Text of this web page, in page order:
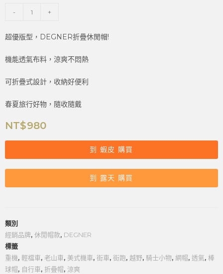
- +
超優版型，DEGNER折疊休閒帽!
機能透氣布料，涼爽不悶熱
可折疊式設計，收納好便利
春夏旅行好物，隨收隨戴
NT$980
到 蝦皮 購買
到 露天 購買
類別
經銷品牌, 休閒帽款, DEGNER
標籤
重機, 輕檔車, 老山車, 美式機車, 街車, 街跑, 越野, 騎士小物, 網帽, 透氣, 棒
球帽, 自行車, 折疊帽, 涼爽